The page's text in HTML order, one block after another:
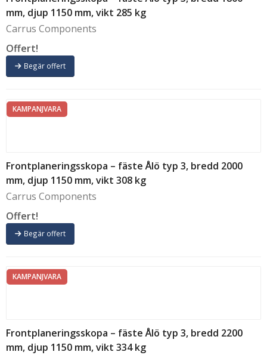
mm, djup 1150 mm, vikt 285 kg
Carrus Components
Offert!
Begär offert
KAMPANJVARA
Frontplaneringsskopa – fäste Ålö typ 3, bredd 2000
mm, djup 1150 mm, vikt 308 kg
Carrus Components
Offert!
Begär offert
KAMPANJVARA
Frontplaneringsskopa – fäste Ålö typ 3, bredd 2200
mm, djup 1150 mm, vikt 334 kg